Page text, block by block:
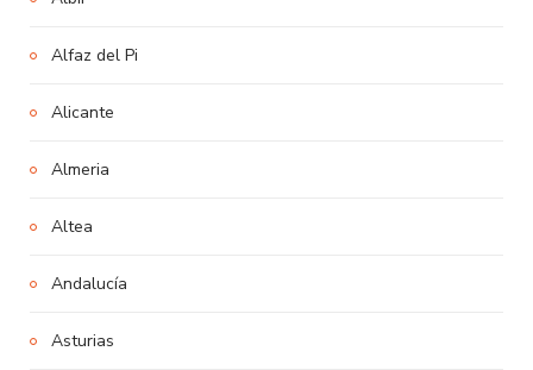
Alfaz del Pi
Alicante
Almeria
Altea
Andalucía
Asturias